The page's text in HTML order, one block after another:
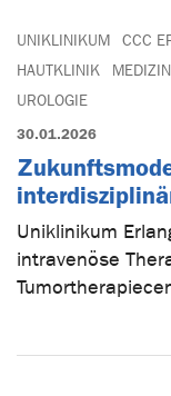
UNIKLINIKUM CCC
HAUTKLINIK
UROLOGIE
30.01.2026
Uniklinikum
intravenöse